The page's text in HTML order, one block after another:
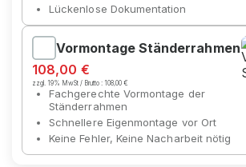
Lückenlose Dokumentation
Vormontage Ständerrahmen
108,00 €
zzgl. 19% MwSt / Brutto :108,00 €
Fachgerechte Vormontage der
Ständerrahmen
Schnellere Eigenmontage vor Ort
Keine Fehler, Keine Nacharbeit nötig